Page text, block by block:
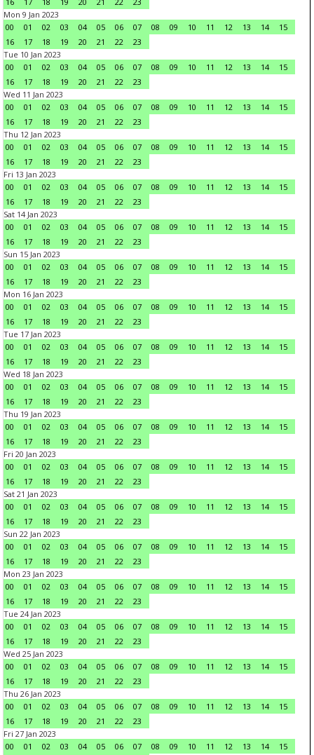
Mon 9 Jan 2023
00
01 02 03 04 05 06 07 08 09 10 11 12 13 14
15
16
17 18 19 20 21 22
23
Tue 10 Jan 2023
00
01 02 03 04 05 06 07 08 09 10 11 12 13 14
15
16
17 18 19 20 21 22
23
Wed 11 Jan 2023
00
01 02 03 04 05 06 07 08 09 10 11 12 13 14
15
16
17 18 19 20 21 22
23
Thu 12 Jan 2023
00
01 02 03 04 05 06 07 08 09 10 11 12 13 14
15
16
17 18 19 20 21 22
23
Fri 13 Jan 2023
00
01 02 03 04 05 06 07 08 09 10 11 12 13 14
15
16
17 18 19 20 21 22
23
Sat 14 Jan 2023
00
01 02 03 04 05 06 07 08 09 10 11 12 13 14
15
16
17 18 19 20 21 22
23
Sun 15 Jan 2023
00
01 02 03 04 05 06 07 08 09 10 11 12 13 14
15
16
17 18 19 20 21 22
23
Mon 16 Jan 2023
00
01 02 03 04 05 06 07 08 09 10 11 12 13 14
15
16
17 18 19 20 21 22
23
Tue 17 Jan 2023
00
01 02 03 04 05 06 07 08 09 10 11 12 13 14
15
16
17 18 19 20 21 22
23
Wed 18 Jan 2023
00
01 02 03 04 05 06 07 08 09 10 11 12 13 14
15
16
17 18 19 20 21 22
23
Thu 19 Jan 2023
00
01 02 03 04 05 06 07 08 09 10 11 12 13 14
15
16
17 18 19 20 21 22
23
Fri 20 Jan 2023
00
01 02 03 04 05 06 07 08 09 10 11 12 13 14
15
16
17 18 19 20 21 22
23
Sat 21 Jan 2023
00
01 02 03 04 05 06 07 08 09 10 11 12 13 14
15
16
17 18 19 20 21 22
23
Sun 22 Jan 2023
00
01 02 03 04 05 06 07 08 09 10 11 12 13 14
15
16
17 18 19 20 21 22
23
Mon 23 Jan 2023
00
01 02 03 04 05 06 07 08 09 10 11 12 13 14
15
16
17 18 19 20 21 22
23
Tue 24 Jan 2023
00
01 02 03 04 05 06 07 08 09 10 11 12 13 14
15
16
17 18 19 20 21 22
23
Wed 25 Jan 2023
00
01 02 03 04 05 06 07 08 09 10 11 12 13 14
15
16
17 18 19 20 21 22
23
Thu 26 Jan 2023
00
01 02 03 04 05 06 07 08 09 10 11 12 13 14
15
16
17 18 19 20 21 22
23
Fri 27 Jan 2023
00
01 02 03 04 05 06 07 08 09 10 11 12 13 14
15